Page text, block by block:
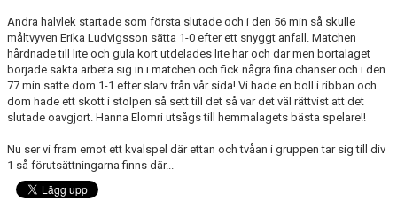
Andra halvlek startade som första slutade och i den 56 min så skulle
måltvyven Erika Ludvigsson sätta 1-0 efter ett snyggt anfall. Matchen
hårdnade till lite och gula kort utdelades lite här och där men bortalaget
började sakta arbeta sig in i matchen och fick några fina chanser och i den
77 min satte dom 1-1 efter slarv från vår sida! Vi hade en boll i ribban och
dom hade ett skott i stolpen så sett till det så var det väl rättvist att det
slutade oavgjort. Hanna Elomri utsågs till hemmalagets bästa spelare!!
Nu ser vi fram emot ett kvalspel där ettan och tvåan i gruppen tar sig till div
1 så förutsättningarna finns där...